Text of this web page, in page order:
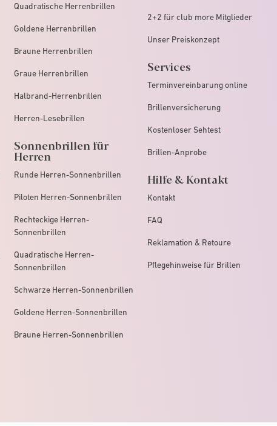
Quadratische Herrenbrillen
Goldene Herrenbrillen
Braune Herrenbrillen
Graue Herrenbrillen
Halbrand-Herrenbrillen
Herren-Lesebrillen
Sonnenbrillen für
Herren
Runde Herren-Sonnenbrillen
Piloten Herren-Sonnenbrillen
Rechteckige Herren-
Sonnenbrillen
Quadratische Herren-
Sonnenbrillen
Schwarze Herren-Sonnenbrillen
Goldene Herren-Sonnenbrillen
Braune Herren-Sonnenbrillen
2+2 für club more Mitglieder
Unser Preiskonzept
Services
Terminvereinbarung online
Brillenversicherung
Kostenloser Sehtest
Brillen-Anprobe
Hilfe & Kontakt
Kontakt
FAQ
Reklamation & Retoure
Pflegehinweise für Brillen